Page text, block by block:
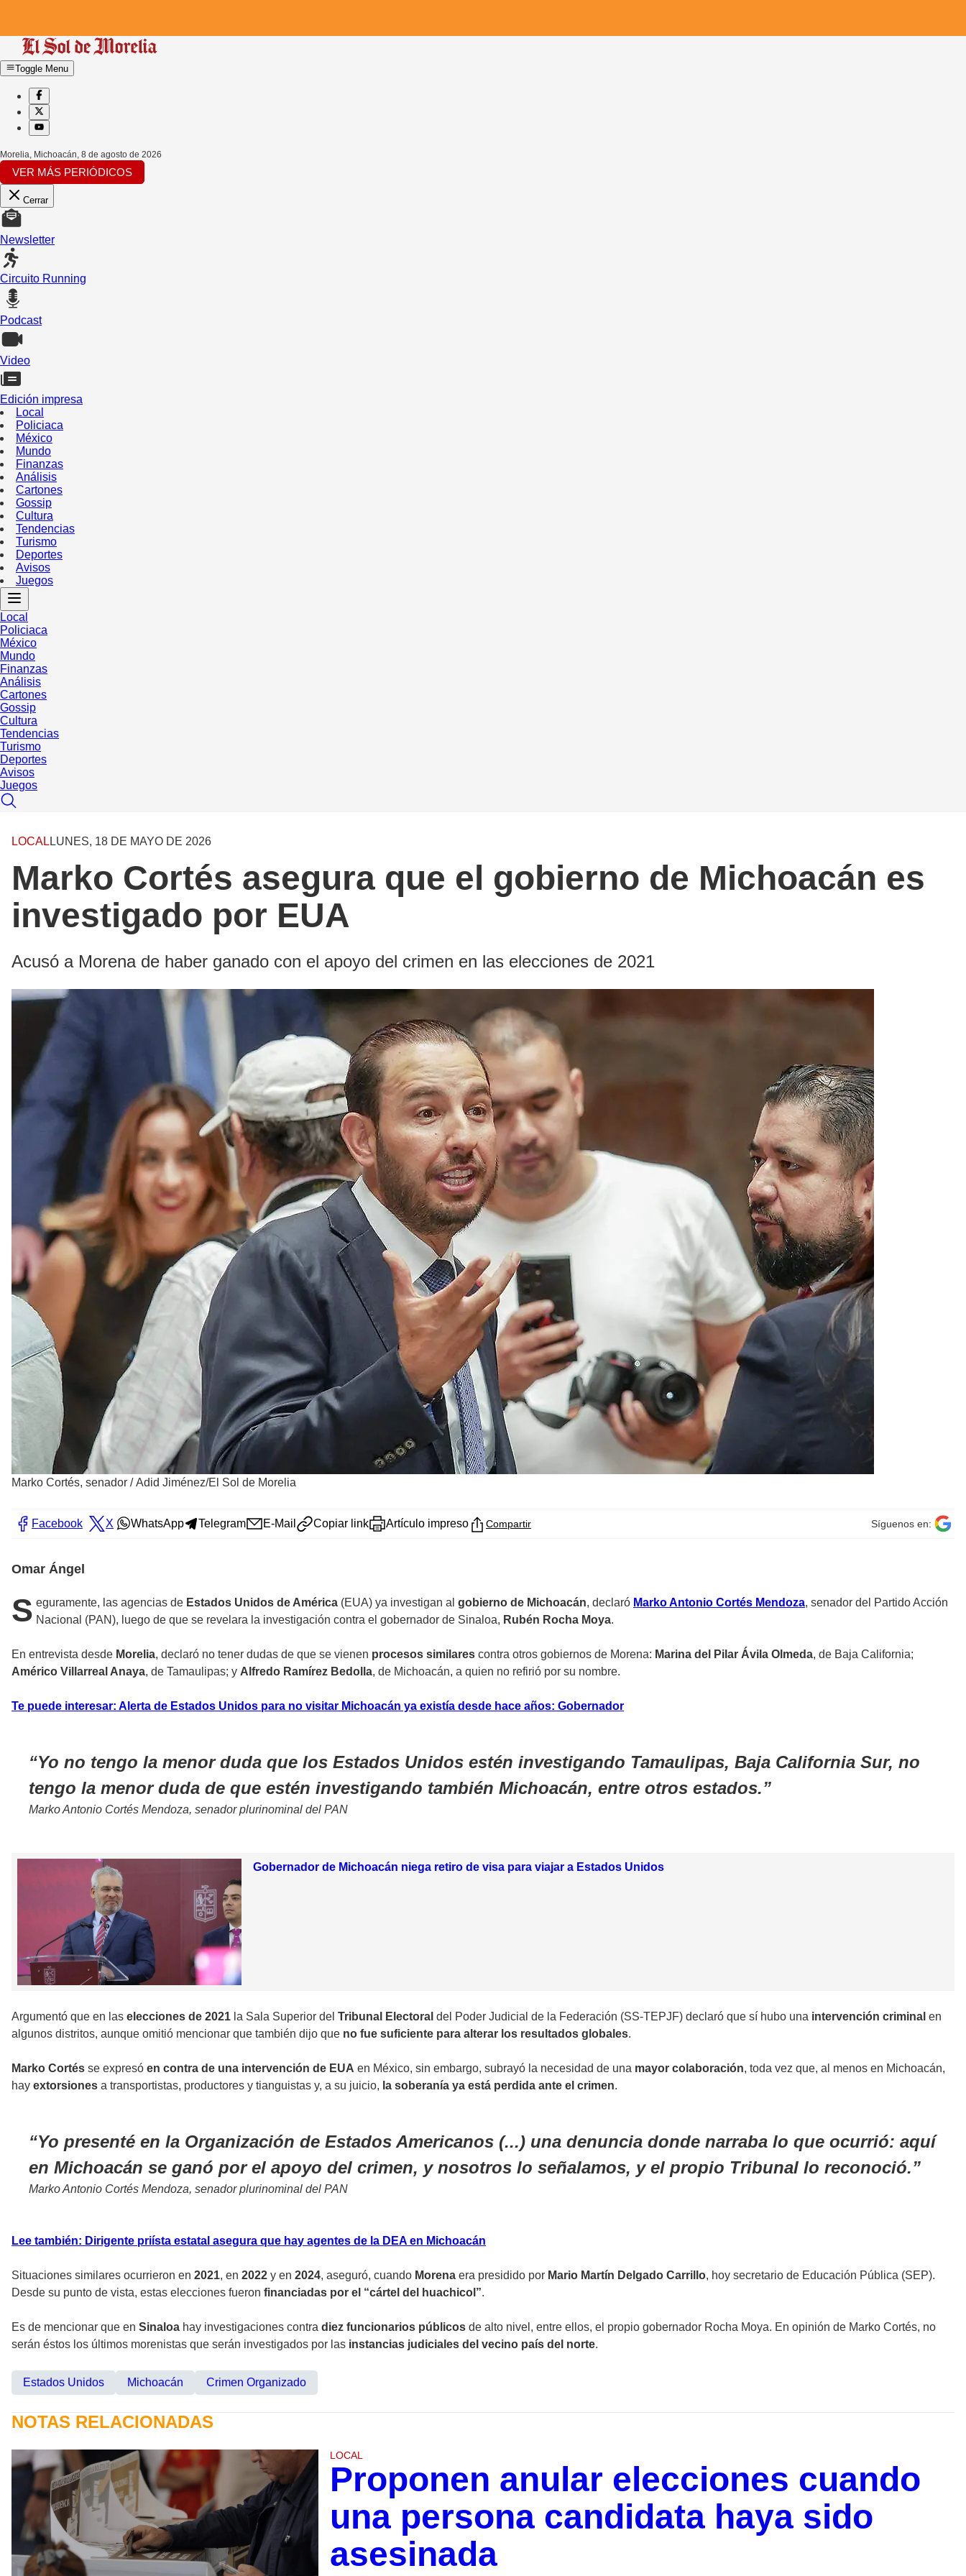
Toggle Menu
Morelia, Michoacán, 8 de agosto de 2026
VER MÁS PERIÓDICOS
Cerrar
Newsletter
Circuito Running
Podcast
Video
Edición impresa
Local
Policiaca
México
Mundo
Finanzas
Análisis
Cartones
Gossip
Cultura
Tendencias
Turismo
Deportes
Avisos
Juegos
Local
Policiaca
México
Mundo
Finanzas
Análisis
Cartones
Gossip
Cultura
Tendencias
Turismo
Deportes
Avisos
Juegos
LOCAL LUNES, 18 DE MAYO DE 2026
Marko Cortés asegura que el gobierno de Michoacán es
investigado por EUA
Acusó a Morena de haber ganado con el apoyo del crimen en las elecciones de 2021
Marko Cortés, senador /Adid Jiménez/El Sol de Morelia
Facebook X WhatsApp Telegram E-Mail Copiar link Artículo impreso Compartir Síguenos en:
Omar Ángel
S eguramente, las agencias de Estados Unidos de América (EUA) ya investigan al gobierno de Michoacán, declaró Marko Antonio Cortés Mendoza, senador del Partido Acción
Nacional (PAN), luego de que se revelara la investigación contra el gobernador de Sinaloa, Rubén Rocha Moya.
En entrevista desde Morelia, declaró no tener dudas de que se vienen procesos similares contra otros gobiernos de Morena: Marina del Pilar Ávila Olmeda, de Baja California;
Américo Villarreal Anaya, de Tamaulipas; y Alfredo Ramírez Bedolla, de Michoacán, a quien no refirió por su nombre.
Te puede interesar: Alerta de Estados Unidos para no visitar Michoacán ya existía desde hace años: Gobernador
Yo no tengo la menor duda que los Estados Unidos estén investigando Tamaulipas, Baja California Sur, no
tengo la menor duda de que estén investigando también Michoacán, entre otros estados.
Marko Antonio Cortés Mendoza, senador plurinominal del PAN
Gobernador de Michoacán niega retiro de visa para viajar a Estados Unidos
Argumentó que en las elecciones de 2021 la Sala Superior del Tribunal Electoral del Poder Judicial de la Federación (SS-TEPJF) declaró que sí hubo una intervención criminal en
algunos distritos, aunque omitió mencionar que también dijo que no fue suficiente para alterar los resultados globales.
Marko Cortés se expresó en contra de una intervención de EUA en México, sin embargo, subrayó la necesidad de una mayor colaboración, toda vez que, al menos en Michoacán,
hay extorsiones a transportistas, productores y tianguistas y, a su juicio, la soberanía ya está perdida ante el crimen.
Yo presenté en la Organización de Estados Americanos (...) una denuncia donde narraba lo que ocurrió: aquí
en Michoacán se ganó por el apoyo del crimen, y nosotros lo señalamos, y el propio Tribunal lo reconoció.
Marko Antonio Cortés Mendoza, senador plurinominal del PAN
Lee también: Dirigente priísta estatal asegura que hay agentes de la DEA en Michoacán
Situaciones similares ocurrieron en 2021, en 2022 y en 2024, aseguró, cuando Morena era presidido por Mario Martín Delgado Carrillo, hoy secretario de Educación Pública (SEP).
Desde su punto de vista, estas elecciones fueron financiadas por el “cártel del huachicol”.
Es de mencionar que en Sinaloa hay investigaciones contra diez funcionarios públicos de alto nivel, entre ellos, el propio gobernador Rocha Moya. En opinión de Marko Cortés, no
serán éstos los últimos morenistas que serán investigados por las instancias judiciales del vecino país del norte.
Estados Unidos Michoacán Crimen Organizado
NOTAS RELACIONADAS
LOCAL
Proponen anular elecciones cuando
una persona candidata haya sido
asesinada